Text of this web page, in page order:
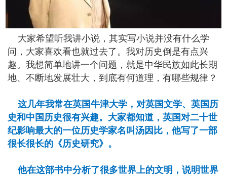
大家希望听我讲小说，其实写小说并没有什么学
问，大家喜欢看也就过去了。我对历史倒是有点兴
趣。我想简单地讲一个问题，就是中华民族如此长期
地、不断地发展壮大，到底有何道理，有哪些规律？
这几年我常在英国牛津大学，对英国文学、英国历
史和中国历史很有兴趣。大家都知道，英国对二十世
纪影响最大的一位历史学家名叫汤因比，他写了一部
很长很长的《历史研究》。
他在这部书中分析了很多世界上的文明，说明世界